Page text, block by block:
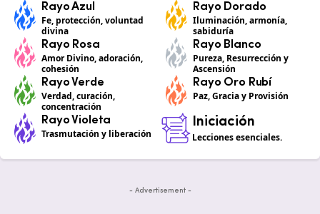
Rayo Azul
Fe, protección, voluntad
divina
Rayo Dorado
Iluminación, armonía,
sabiduría
Rayo Rosa
Amor Divino, adoración,
cohesión
Rayo Blanco
Pureza, Resurrección y
Ascensión
Rayo Verde
Verdad, curación,
concentración
Rayo Oro Rubí
Paz, Gracia y Provisión
Rayo Violeta
Trasmutación y liberación
Iniciación
Lecciones esenciales.
- Advertisement -